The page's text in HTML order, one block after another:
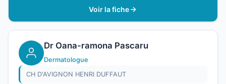
Voir la fiche
Dr Oana-ramona Pascaru
Dermatologue
CH D'AVIGNON HENRI DUFFAUT